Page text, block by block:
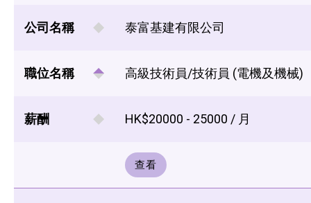
公司名稱 泰富基建有限公司
職位名稱 高級技術員/技術員 (電機及機械)
薪酬 HK$20000 - 25000 / 月
查看